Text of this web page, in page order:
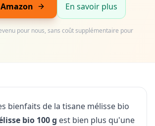
En savoir plus
pour nous, sans coût supplémentaire pour
bienfaits de la tisane mélisse bio
bio 100 g est bien plus qu'une